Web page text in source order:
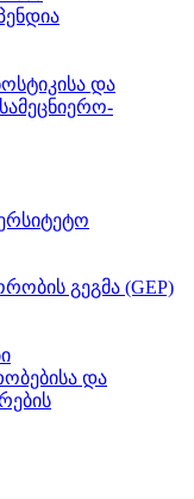
და
გეგმა (GEP)
და